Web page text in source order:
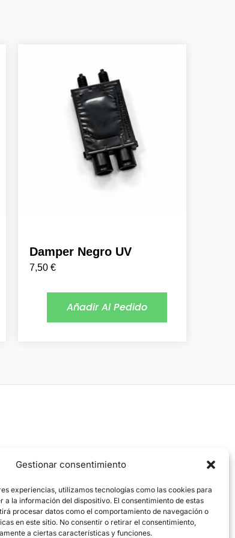
Gestionar consentimiento
experiencias, utilizamos tecnologías como las cookies para
a la información del dispositivo. El consentimiento de estas
procesar datos como el comportamiento de navegación o
en este sitio. No consentir o retirar el consentimiento,
a ciertas características y funciones.
Damper Negro UV
7,50 €
Añadir Al Pedido